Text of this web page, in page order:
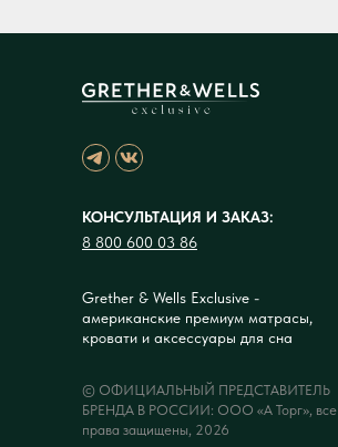
КОНСУЛЬТАЦИЯ И ЗАКАЗ:
8 800 600 03 86
Grether & Wells Exclusive -
американские премиум матрасы,
кровати и аксессуары для сна
© ОФИЦИАЛЬНЫЙ ПРЕДСТАВИТЕЛЬ
БРЕНДА В РОССИИ: ООО «А Торг», все
права защищены, 2026